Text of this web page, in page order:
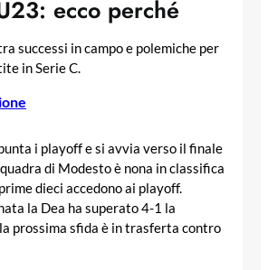
ecco perché
successi in campo e polemiche per
in Serie C.
i playoff e si avvia verso il finale
di Modesto è nona in classifica
dieci accedono ai playoff.
la Dea ha superato 4-1 la
prossima sfida è in trasferta contro